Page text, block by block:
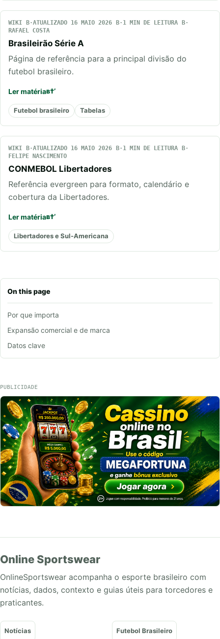
On this page
Por que importa
Expansão comercial e de marca
Datos clave
WIKI ATUALIZADO 16 MAIO 2026
1 MIN DE LEITURA
RAFAEL COSTA
Brasileirão Série A
Página de referência para a principal divisão do
futebol brasileiro.
Ler matéria
Futebol brasileiro Tabelas
WIKI ATUALIZADO 16 MAIO 2026
1 MIN DE LEITURA
FELIPE NASCIMENTO
CONMEBOL Libertadores
Referência evergreen para formato, calendário e
cobertura da Libertadores.
Ler matéria
Libertadores e Sul-Americana
PUBLICIDADE
Online Sportswear
OnlineSportswear acompanha o esporte brasileiro com
notícias, dados, contexto e guias úteis para torcedores e
praticantes.
Notícias Futebol Brasileiro